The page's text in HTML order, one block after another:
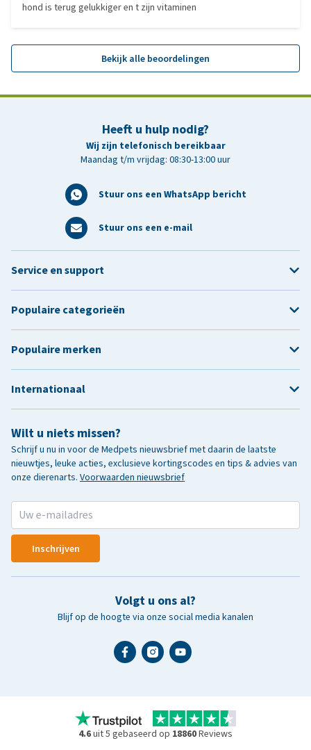
hond is terug gelukkiger en t zijn vitaminen
Bekijk alle beoordelingen
Heeft u hulp nodig?
Wij zijn telefonisch bereikbaar
Maandag t/m vrijdag: 08:30-13:00 uur
Stuur ons een WhatsApp bericht
Stuur ons een e-mail
Wilt u niets missen?
Schrijf u nu in voor de Medpets nieuwsbrief met daarin de laatste
nieuwtjes, leuke acties, exclusieve kortingscodes en tips & advies van
onze dierenarts. Voorwaarden nieuwsbrief
Inschrijven
Volgt u ons al?
Blijf op de hoogte via onze social media kanalen
Service en support
Populaire categorieën
Populaire merken
Internationaal
4.6uit 5 gebaseerd op 18860Reviews